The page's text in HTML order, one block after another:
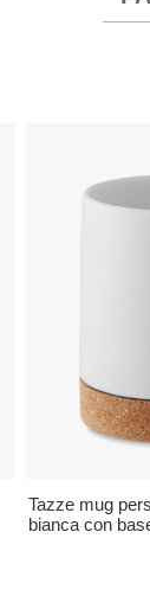
Tazze mug
bianca con